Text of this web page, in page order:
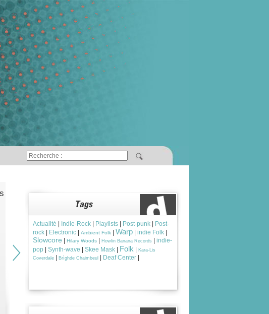
Actualité Indie-Rock Playlists Post-punk
Post-
rock
Electronic Ambient Folk Warp indie Folk
Slowcore Hilary Woods Howlin Banana Records
indie-
pop
Synth-wave Skee Mask Folk
Kara-Lis
Coverdale
Brìghde Chaimbeul Deaf Center